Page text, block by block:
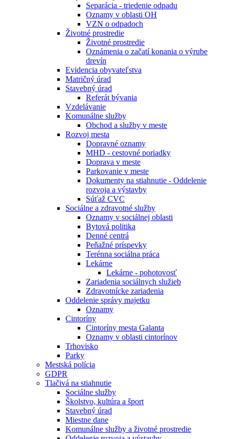
Separácia - triedenie odpadu
Oznamy v oblasti OH
VZN o odpadoch
Životné prostredie
Životné prostredie
Oznámenia o začatí konania o výrube
drevín
Evidencia obyvateľstva
Matričný úrad
Stavebný úrad
Referát bývania
Vzdelávanie
Komunálne služby
Obchod a služby v meste
Rozvoj mesta
Dopravné oznamy
MHD - cestovné poriadky
Doprava v meste
Parkovanie v meste
Dokumenty na stiahnutie - Oddelenie
rozvoja a výstavby
Súťaž CVC
Sociálne a zdravotné služby
Oznamy v sociálnej oblasti
Bytová politika
Denné centrá
Peňažné príspevky
Terénna sociálna práca
Lekárne
Lekárne - pohotovosť
Zariadenia sociálnych služieb
Zdravotnícke zariadenia
Oddelenie správy majetku
Oznamy
Cintoríny
Cintoríny mesta Galanta
Oznamy v oblasti cintorínov
Trhovisko
Parky
Mestská polícia
GDPR
Tlačivá na stiahnutie
Sociálne služby
Školstvo, kultúra a šport
Stavebný úrad
Miestne dane
Komunálne služby a životné prostredie